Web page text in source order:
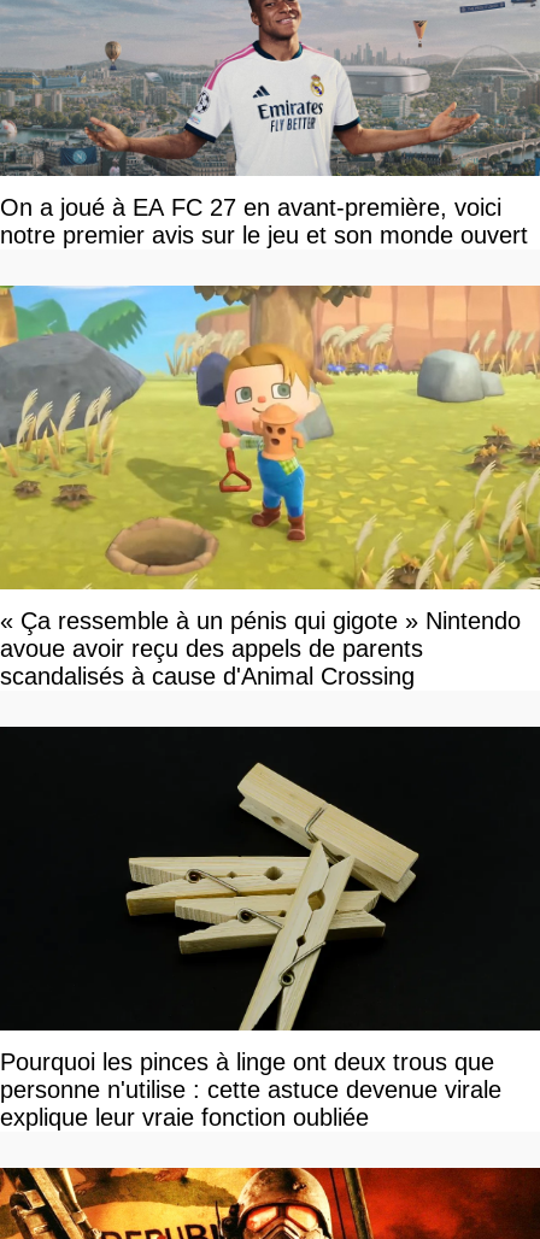
On a joué à EA FC 27 en avant-première, voici
notre premier avis sur le jeu et son monde ouvert
« Ça ressemble à un pénis qui gigote » Nintendo
avoue avoir reçu des appels de parents
scandalisés à cause d'Animal Crossing
Pourquoi les pinces à linge ont deux trous que
personne n'utilise : cette astuce devenue virale
explique leur vraie fonction oubliée